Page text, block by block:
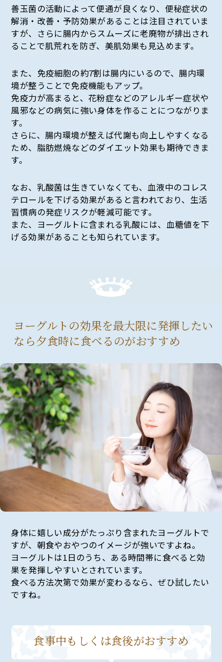
善玉菌の活動によって便通が良くなり、便秘症状の
解消・改善・予防効果があることは注目されていま
すが、さらに腸内からスムーズに老廃物が排出され
ることで肌荒れを防ぎ、美肌効果も見込めます。
また、免疫細胞の約7割は腸内にいるので、腸内環
境が整うことで免疫機能もアップ。
免疫力が高まると、花粉症などのアレルギー症状や
風邪などの病気に強い身体を作ることにつながりま
す。
さらに、腸内環境が整えば代謝も向上しやすくなる
ため、脂肪燃焼などのダイエット効果も期待できま
す。
なお、乳酸菌は生きていなくても、血液中のコレス
テロールを下げる効果があると言われており、生活
習慣病の発症リスクが軽減可能です。
また、ヨーグルトに含まれる乳酸には、血糖値を下
げる効果があることも知られています。
ヨーグルトの効果を最大限に発揮したい
なら夕食時に食べるのがおすすめ
身体に嬉しい成分がたっぷり含まれたヨーグルトで
すが、朝食やおやつのイメージが強いですよね。
ヨーグルトは1日のうち、ある時間帯に食べると効
果を発揮しやすいとされています。
食べる方法次第で効果が変わるなら、ぜひ試したい
ですね。
食事中もしくは食後がおすすめ